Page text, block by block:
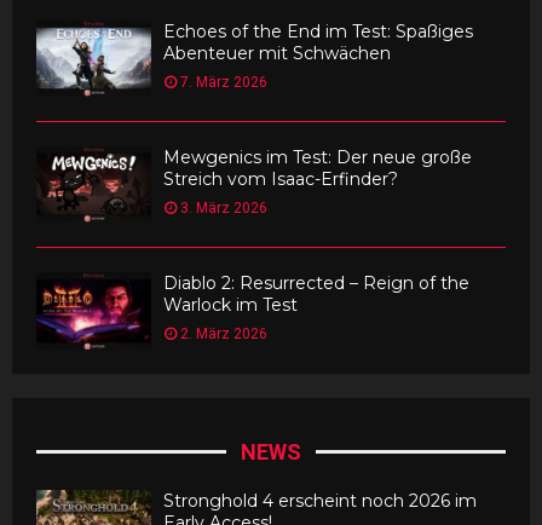
Echoes of the End im Test: Spaßiges
Abenteuer mit Schwächen
7. März 2026
Mewgenics im Test: Der neue große
Streich vom Isaac-Erfinder?
3. März 2026
Diablo 2: Resurrected – Reign of the
Warlock im Test
2. März 2026
NEWS
Stronghold 4 erscheint noch 2026 im